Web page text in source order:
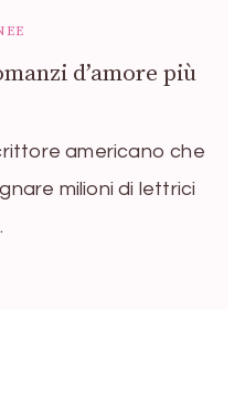
d’amore più
americano che
milioni di lettrici